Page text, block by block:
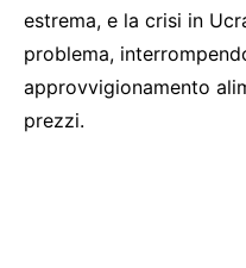
estrema, e la crisi in
problema,
approvvigionamento
prezzi.